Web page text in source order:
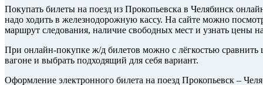
Покупать билеты на поезд из Прокопьевска в Челябинск
надо ходить в железнодорожную кассу. На сайте можно
маршрут следования, наличие свободных мест и узнать цены
При онлайн-покупке ж/д билетов можно с лёгкостью сравнить
вагоне и выбрать подходящий для себя вариант.
Оформление электронного билета на поезд Прокопьевск –